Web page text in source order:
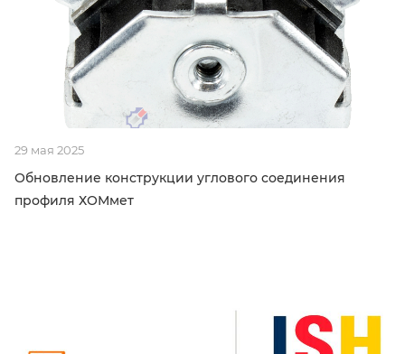
29 мая 2025
Обновление конструкции углового соединения
профиля ХОМмет